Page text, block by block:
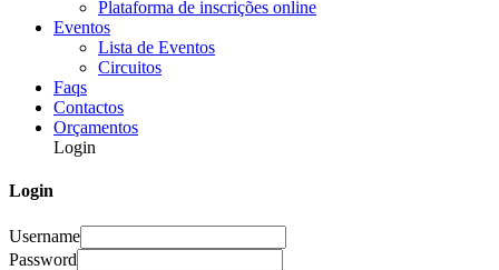
Plataforma de inscrições online
Eventos
Lista de Eventos
Circuitos
Faqs
Contactos
Orçamentos
Login
Login
Username
Password